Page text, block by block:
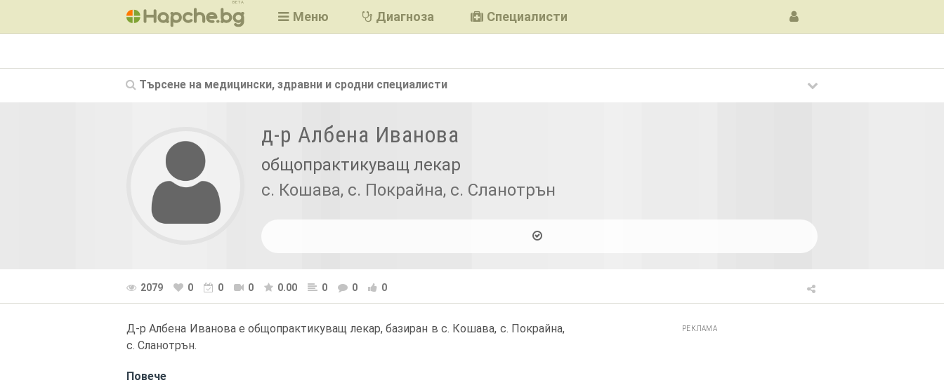
BETA
Меню Диагноза Специалисти
Търсене на медицински, здравни и сродни специалисти
д-р Албена Иванова
общопрактикуващ лекар
с. Кошава, с. Покрайна, с. Сланотрън
2079 0 0 0 0.00 0 0 0
Д-р Албена Иванова е общопрактикуващ лекар, базиран в с. Кошава, с. Покрайна,
с. Сланотрън.
Повече
РЕКЛАМА